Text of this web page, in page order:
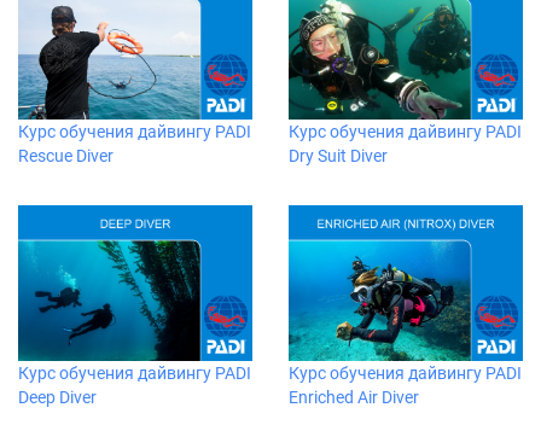
Курс обучения дайвингу PADI
Rescue Diver
Курс обучения дайвингу PADI
Dry Suit Diver
Курс обучения дайвингу PADI
Deep Diver
Курс обучения дайвингу PADI
Enriched Air Diver